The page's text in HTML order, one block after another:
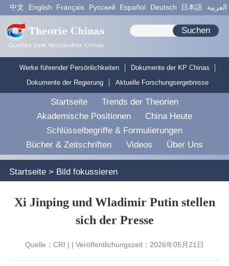
中文 English Français Pусский Español Deutsch 日本語 العربية
Suchen
Werke führender Persönlichkeiten
Dokumente der KP Chinas
Dokumente der Regierung
Aktuelle Forschungsergebnisse
Startseite
Trends der Theorien
Akademische Positionen
China Heute
Schlüsselbegriffe & Formulierungen
Bücher & Zeitschriften
Videos Über Uns
Startseite> Bild fokussieren
Xi Jinping und Wladimir Putin stellen
sich der Presse
Quelle：CRI | | Veröffentlichungszeit：2026年05月21日